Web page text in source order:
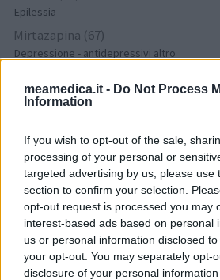
meamedica.it - Do Not Process
Information
If you wish to opt-out of the sale,
processing of your personal or
targeted advertising by us, please use
section to confirm your selection.
opt-out request is processed you may
interest-based ads based on personal
us or personal information disclosed
your opt-out. You may separately opt-
disclosure of your personal
Epilessia
Mirtazapina (67)
Depressione - antidepressivi altro
Colesterolo
Acidità gastrica - Inibitori della pompa
Livial (61)
Ormoni - estrogeni
Trulicity (61)
Diabete - farmaci orali
Amoxicillina (60)
Antibiotici - penicilline ad ampio spettro